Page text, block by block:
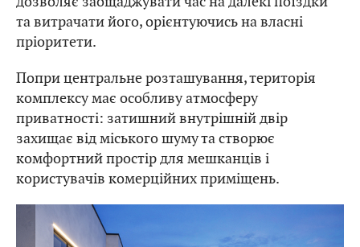
та витрачати його, орієнтуючись на власні
пріоритети.
Попри центральне розташування, територія
комплексу має особливу атмосферу
приватності: затишний внутрішній двір
захищає від міського шуму та створює
комфортний простір для мешканців і
користувачів комерційних приміщень.